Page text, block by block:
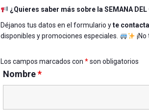
¿Quieres saber más sobre la SEMANA DEL
Déjanos tus datos en el formulario yte
disponibles y promociones especiales.
Los campos marcados con *son obligatorios
Nombre*